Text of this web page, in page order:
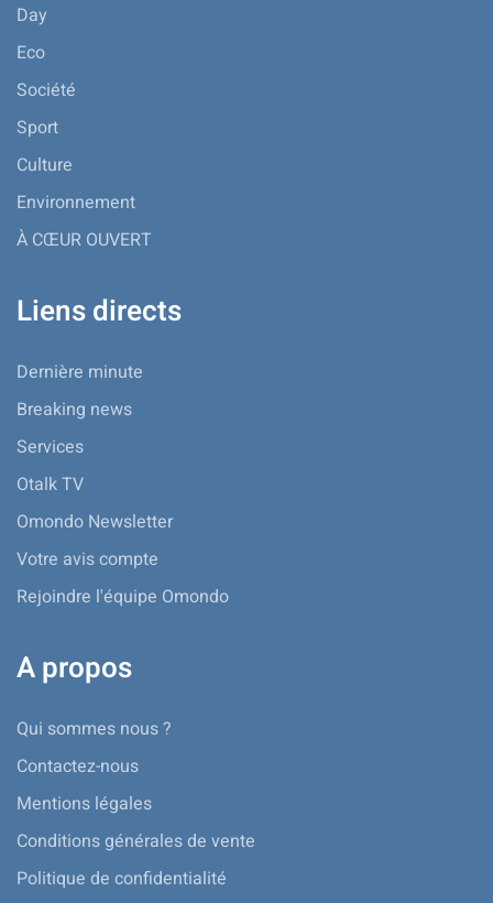
Day
Eco
Société
Sport
Culture
Environnement
À CŒUR OUVERT
Liens directs
Dernière minute
Breaking news
Services
Otalk TV
Omondo Newsletter
Votre avis compte
Rejoindre l'équipe Omondo
A propos
Qui sommes nous ?
Contactez-nous
Mentions légales
Conditions générales de vente
Politique de confidentialité